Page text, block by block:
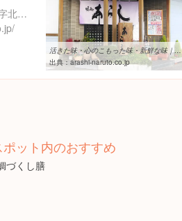
徳島県鳴門市撫養町大桑島字北ノ浜51-1
活きた味・心のこもった味・新鮮な味｜味処 あらし
出典：arashi-naruto.co.jp
ポット内のおすすめ
づくし膳